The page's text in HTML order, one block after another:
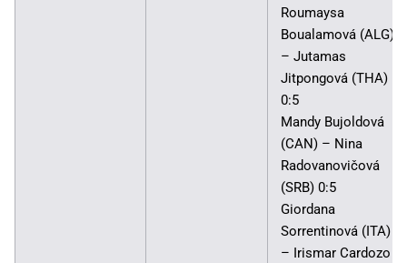
Roumaysa
Boualamová (ALG)
– Jutamas
Jitpongová (THA)
0:5
Mandy Bujoldová
(CAN) – Nina
Radovanovičová
(SRB) 0:5
Giordana
Sorrentinová (ITA)
– Irismar Cardozo